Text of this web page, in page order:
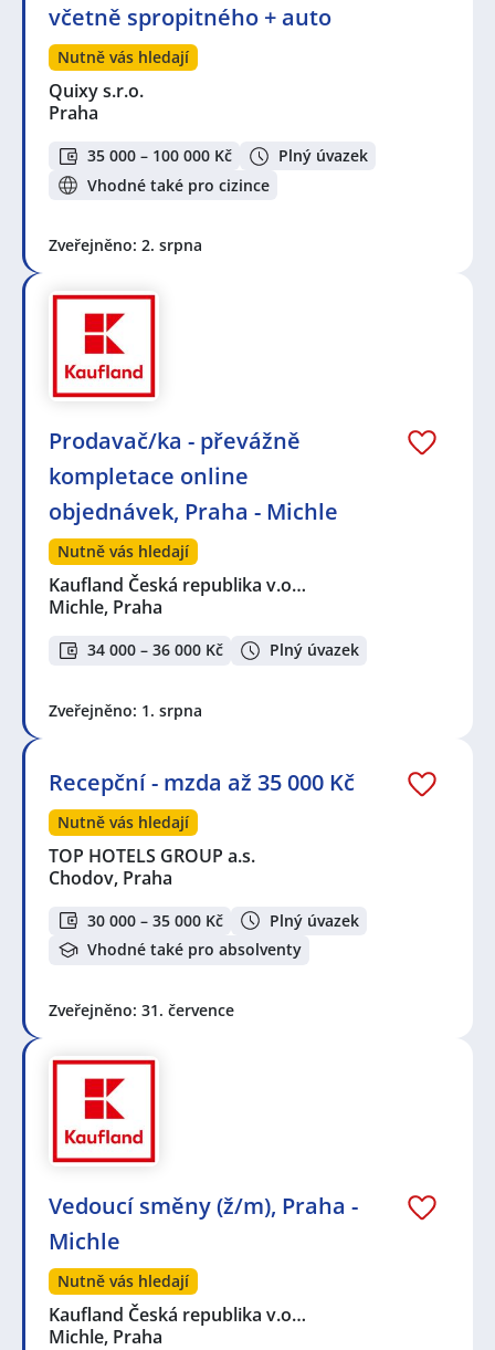
včetně spropitného + auto
Nutně vás hledají
Quixy s.r.o.
Praha
35 000 – 100 000 Kč
Plný úvazek
Vhodné také pro cizince
Zveřejněno: 2. srpna
Prodavač/ka - převážně
kompletace online
objednávek, Praha - Michle
Nutně vás hledají
Kaufland Česká republika v.o…
Michle, Praha
34 000 – 36 000 Kč Plný úvazek
Zveřejněno: 1. srpna
Recepční - mzda až 35 000 Kč
Nutně vás hledají
TOP HOTELS GROUP a.s.
Chodov, Praha
30 000 – 35 000 Kč
Plný úvazek
Vhodné také pro absolventy
Zveřejněno: 31. července
Vedoucí směny (ž/m), Praha -
Michle
Nutně vás hledají
Kaufland Česká republika v.o…
Michle, Praha